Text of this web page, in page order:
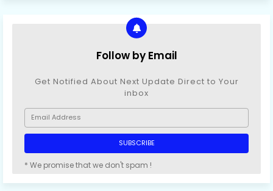
Follow by Email
Get Notified About Next Update Direct to Your
inbox
* We promise that we don't spam !